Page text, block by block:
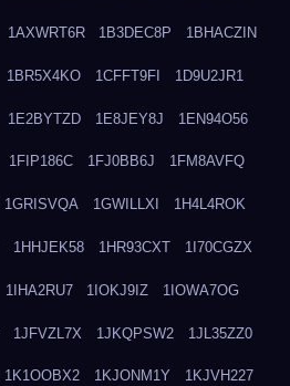
1AXWRT6R 1B3DEC8P 1BHACZIN
1BR5X4KO 1CFFT9FI 1D9U2JR1
1E2BYTZD 1E8JEY8J 1EN94O56
1FIP186C 1FJ0BB6J 1FM8AVFQ
1GRISVQA 1GWILLXI 1H4L4ROK
1HHJEK58 1HR93CXT 1I70CGZX
1IHA2RU7 1IOKJ9IZ 1IOWA7OG
1JFVZL7X 1JKQPSW2 1JL35ZZ0
1K1OOBX2 1KJONM1Y 1KJVH227